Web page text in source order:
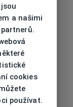
a našimi
partnerů.
cookies
používat.